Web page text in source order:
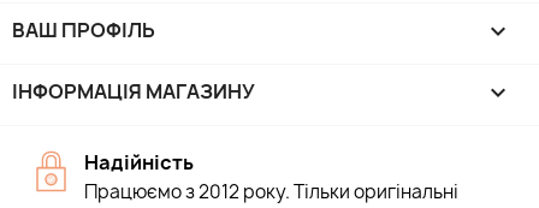
ВАШ ПРОФІЛЬ 
ІНФОРМАЦІЯ МАГАЗИНУ keyboard_arrow_down
Надійність
Працюємо з 2012 року. Тільки оригінальні